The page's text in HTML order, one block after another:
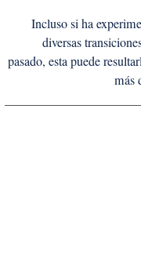
Incluso si ha
diversas
pasado, esta puede
más